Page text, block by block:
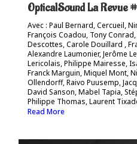
OpticalSound La Revue
Avec : Paul Bernard, Cercueil,
François Coadou, Tony
Descottes, Carole Douillard ,
Alexandre Laumonier, Jerôme
Lericolais, Philippe Mairesse,
Franck Marguin, Miquel Mont,
Ollendorff, Raivo Puusemp,
David Sanson, Mabel Tapia,
Philippe Thomas, Laurent
Read More